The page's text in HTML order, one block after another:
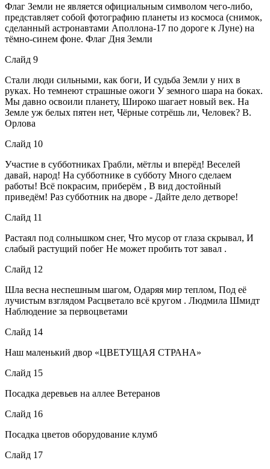
Флаг Земли не является официальным символом чего-либо,
представляет собой фотографию планеты из космоса (снимок,
сделанный астронавтами Аполлона-17 по дороге к Луне) на
тёмно-синем фоне. Флаг Дня Земли
Слайд 9
Стали люди сильными, как боги, И судьба Земли у них в
руках. Но темнеют страшные ожоги У земного шара на боках.
Мы давно освоили планету, Широко шагает новый век. На
Земле уж белых пятен нет, Чёрные сотрёшь ли, Человек? В.
Орлова
Слайд 10
Участие в субботниках Грабли, мётлы и вперёд! Веселей
давай, народ! На субботнике в субботу Много сделаем
работы! Всё покрасим, приберём , В вид достойный
приведём! Раз субботник на дворе - Дайте дело детворе!
Слайд 11
Растаял под солнышком снег, Что мусор от глаза скрывал, И
слабый растущий побег Не может пробить тот завал .
Слайд 12
Шла весна неспешным шагом, Одаряя мир теплом, Под её
лучистым взглядом Расцветало всё кругом . Людмила Шмидт
Наблюдение за первоцветами
Слайд 14
Наш маленький двор «ЦВЕТУЩАЯ СТРАНА»
Слайд 15
Посадка деревьев на аллее Ветеранов
Слайд 16
Посадка цветов оборудование клумб
Слайд 17